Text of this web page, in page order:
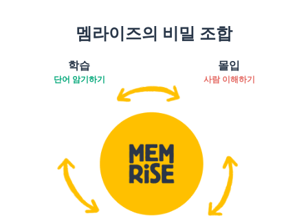
멤라이즈의 비밀 조합
학습
단어 암기하기
몰입
사람 이해하기